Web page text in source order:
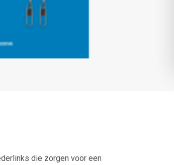
die zorgen voor een